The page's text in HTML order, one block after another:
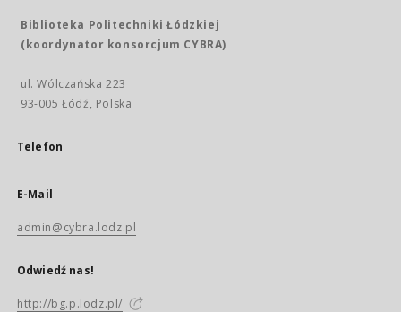
Biblioteka Politechniki Łódzkiej
(koordynator konsorcjum CYBRA)
ul. Wólczańska 223
93-005 Łódź, Polska
Telefon
E-Mail
admin@cybra.lodz.pl
Odwiedź nas!
http://bg.p.lodz.pl/